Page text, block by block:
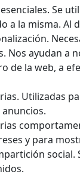
Se
a la misma. Al
Nos ayudan a
de la web, a
Utilizadas
y para